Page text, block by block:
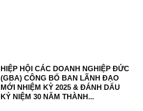
HIỆP HỘI CÁC DOANH NGHIỆP ĐỨC
(GBA) CÔNG BỐ BAN LÃNH ĐẠO
MỚI NHIỆM KỲ 2025 & ĐÁNH DẤU
KỶ NIỆM 30 NĂM THÀNH...